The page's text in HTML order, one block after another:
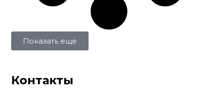
Показать еще
Контакты